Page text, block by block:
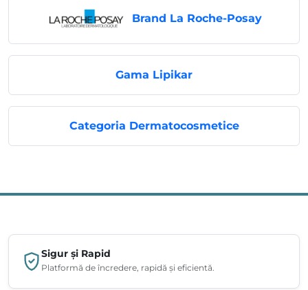
Brand La Roche-Posay
Gama Lipikar
Categoria Dermatocosmetice
Sigur și Rapid
Platformă de încredere, rapidă și eficientă.